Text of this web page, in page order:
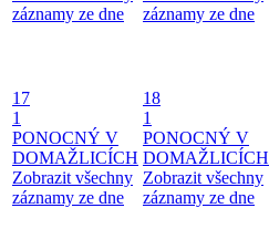
záznamy ze dne
záznamy ze dne
17
1
PONOCNÝ V
DOMAŽLICÍCH
Zobrazit všechny
záznamy ze dne
18
1
PONOCNÝ V
DOMAŽLICÍCH
Zobrazit všechny
záznamy ze dne